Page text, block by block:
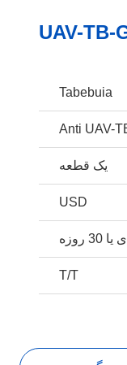
Tabebuia
Anti UAV-
یک قطعه
USD
روزه
T/T